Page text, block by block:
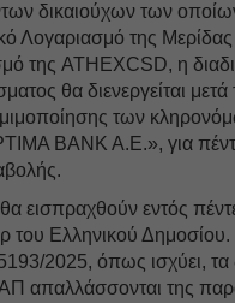
δικαιούχων των οποίων
Λογαριασμό της
της ATHEXCSD, η
θα διενεργείται μετά
των
BANK A.E.», για
εισπραχθούν εντός
του Ελληνικού
2025, όπως ισχύει, τα
απαλλάσσονται της